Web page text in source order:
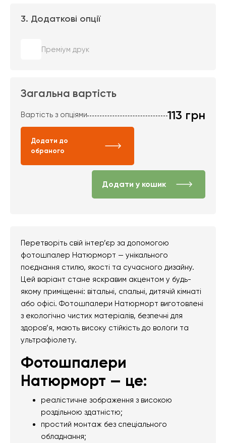
3. Додаткові опції
Преміум друк
Загальна вартість
Вартість з опціями 113 грн
Додати до
обраного
Додати у кошик
Перетворіть свій інтер’єр за допомогою
фотошпалер Натюрморт — унікального
поєднання стилю, якості та сучасного дизайну.
Цей варіант стане яскравим акцентом у будь-
якому приміщенні: вітальні, спальні, дитячій кімнаті
або офісі. Фотошпалери Натюрморт виготовлені
з екологічно чистих матеріалів, безпечні для
здоров’я, мають високу стійкість до вологи та
ультрафіолету.
Фотошпалери
Натюрморт — це:
реалістичне зображення з високою
роздільною здатністю;
простий монтаж без спеціального
обладнання;